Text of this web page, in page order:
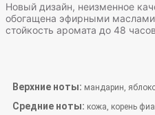
Новый дизайн, неизменное
обогащена эфирными
стойкость аромата до 48
Верхние ноты: мандарин,
Средние ноты: кожа, корень